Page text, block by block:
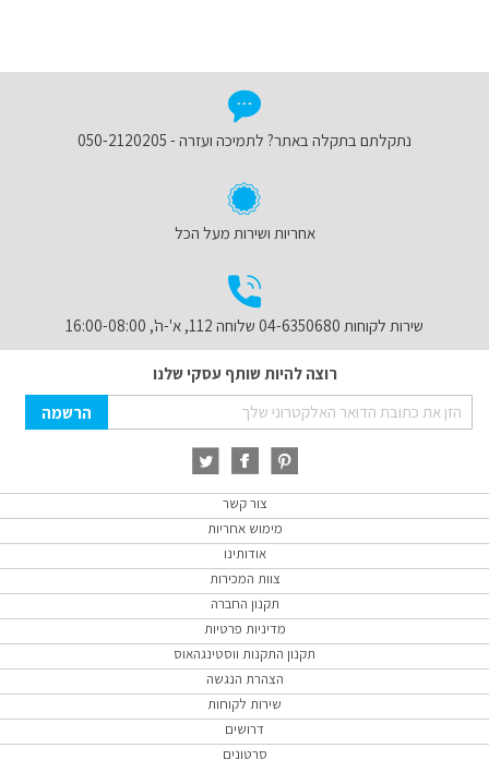
נתקלתם בתקלה באתר? לתמיכה ועזרה - 050-2120205
אחריות ושירות מעל הכל
שירות לקוחות 04-6350680 שלוחה 112, א'-ה', 16:00-08:00
רוצה להיות שותף עסקי שלנו
Sign
Up
Newsletter:
הרשמה
צור קשר
מימוש אחריות
אודותינו
צוות המכירות
תקנון החברה
מדיניות פרטיות
תקנון התקנות ווסטינגהאוס
הצהרת הנגשה
שירות לקוחות
דרושים
סרטונים